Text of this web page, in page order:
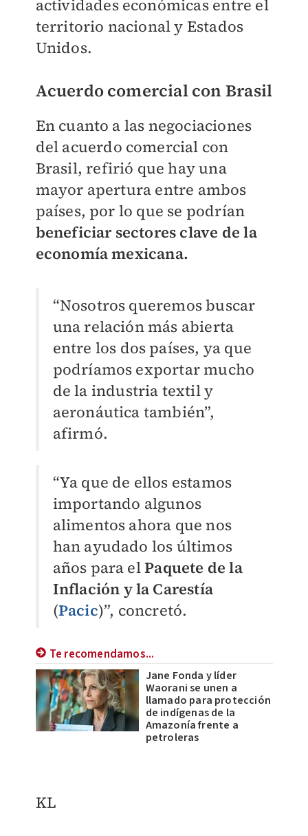
actividades económicas entre el
territorio nacional y Estados
Unidos.
Acuerdo comercial con Brasil
En cuanto a las negociaciones
del acuerdo comercial con
Brasil, refirió que hay una
mayor apertura entre ambos
países, por lo que se podrían
beneficiar sectores clave de la
economía mexicana.
“Nosotros queremos buscar
una relación más abierta
entre los dos países, ya que
podríamos exportar mucho
de la industria textil y
aeronáutica también”,
afirmó.
“Ya que de ellos estamos
importando algunos
alimentos ahora que nos
han ayudado los últimos
años para elPaquete de la
Inflación y la Carestía
(Pacic)”, concretó.
Te recomendamos...
Jane Fonda y líder
Waorani se unen a
llamado para protección
de indígenas de la
Amazonía frente a
petroleras
KL